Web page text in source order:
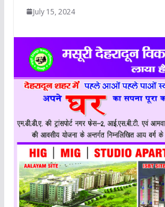
July 15, 2024